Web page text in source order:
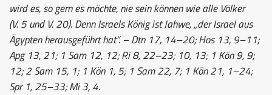
wird es, so gern es möchte, nie sein können wie alle Völker
(V. 5 und V. 20). Denn Israels König ist Jahwe, „der Israel aus
Ägypten herausgeführt hat“. – Dtn 17, 14–20; Hos 13, 9–11;
Apg 13, 21; 1 Sam 12, 12; Ri 8, 22–23; 10, 13; 1 Kön 9, 9;
12; 2 Sam 15, 1; 1 Kön 1, 5; 1 Sam 22, 7; 1 Kön 21, 1–24;
Spr 1, 25–33; Mi 3, 4.